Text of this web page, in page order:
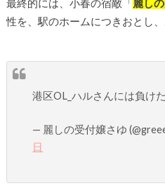
最終的には、小春の宿敵「麗し
性を、駅のホームにつきおとし、
港区OL_ハルさんには負け
— 麗しの受付嬢さゆ
日